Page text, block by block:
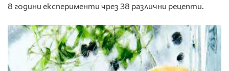
8 години експерименти чрез 38 различни рецепти.